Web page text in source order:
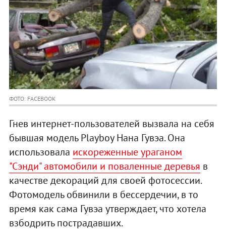
ФОТО: FACEBOOK
Гнев интернет-пользователей вызвала на себя
бывшая модель Playboy Нана Гувэа. Она
использовала искореженные ураганом
"Сэнди" автомобили и поваленные деревья в
качестве декораций для своей фотосессии.
Фотомодель обвинили в бессердечии, в то
время как сама Гувэа утверждает, что хотела
взбодрить пострадавших.